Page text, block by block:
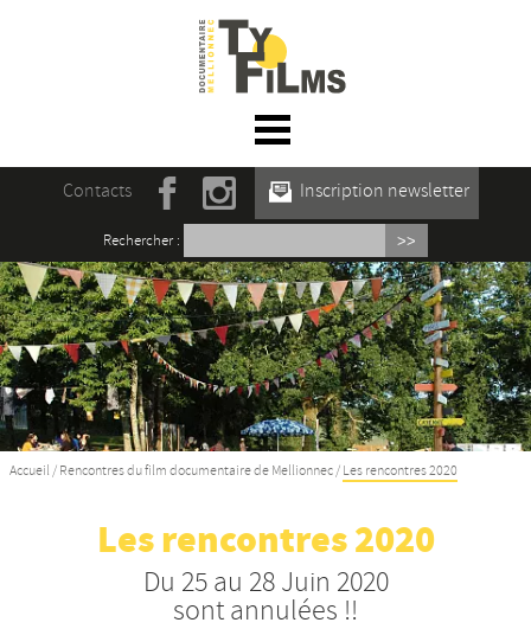
☰ Menu
Accueil
Actualités
L’association
Rencontres du film documentaire de
Mellionnec
Projections
Se former
Nos productions et +
Contacts Inscription newsletter
Rechercher :
Accueil / Rencontres du film documentaire de Mellionnec / Les rencontres 2020
Les rencontres 2020
Du 25 au 28 Juin 2020
sont annulées !!